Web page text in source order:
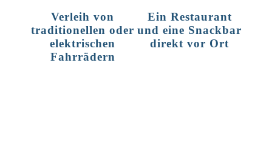
Verleih von
traditionellen oder
elektrischen
Fahrrädern
Ein Restaurant
und eine Snackbar
direkt vor Ort